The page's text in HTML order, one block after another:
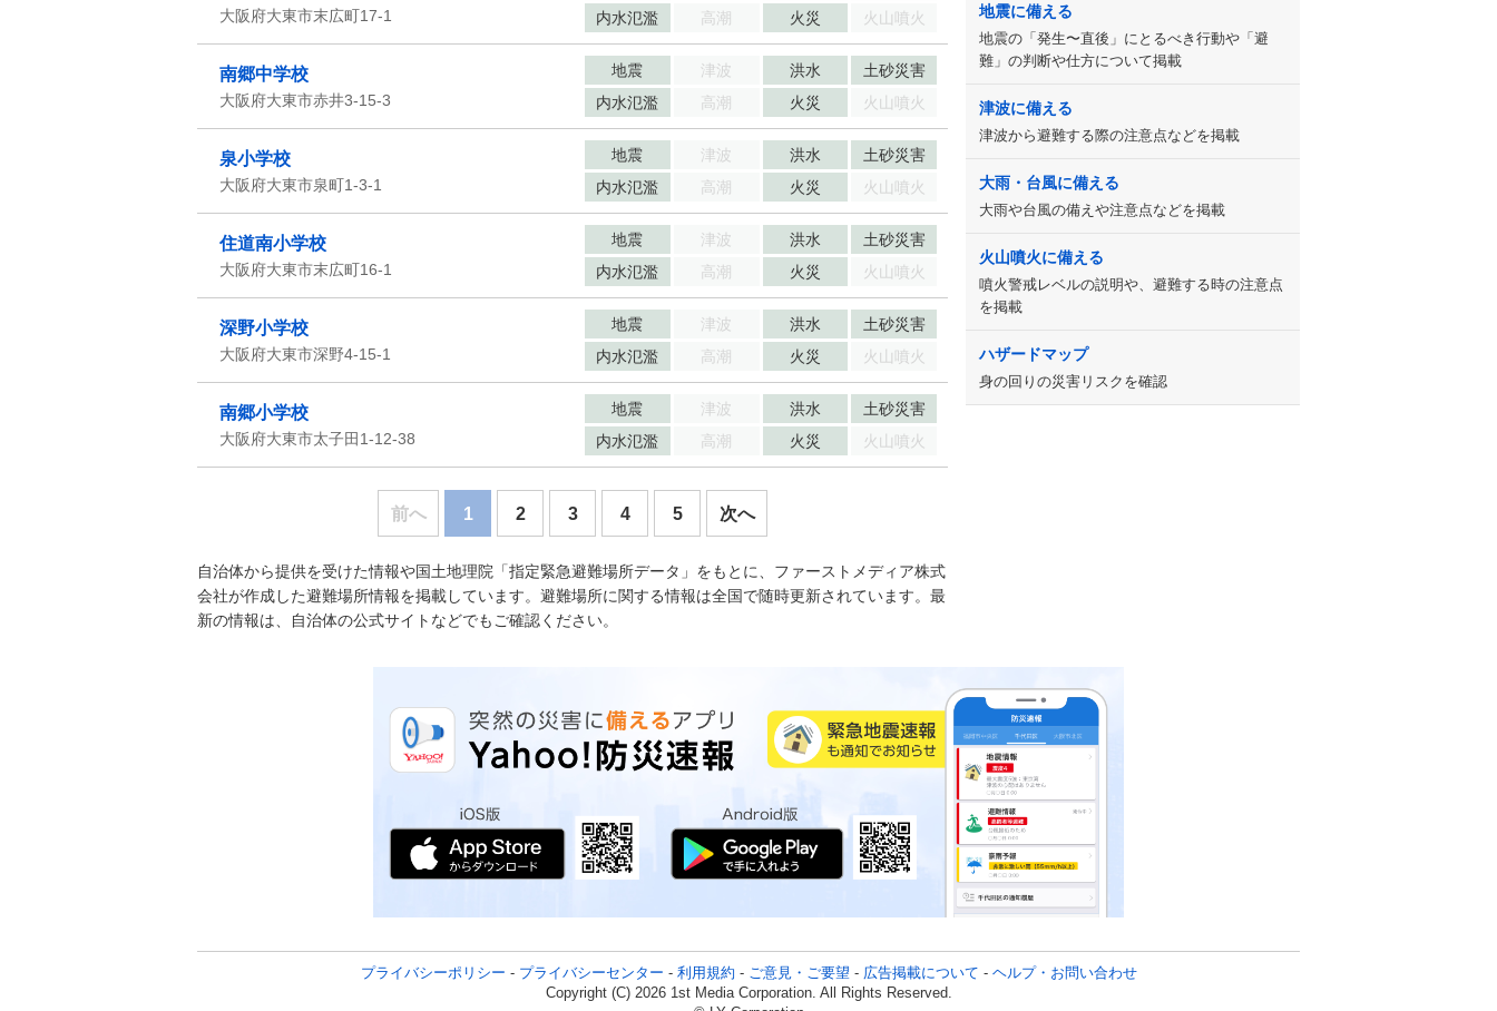
大阪府大東市末広町17-1
内水氾濫
高潮 火災 火山噴火
南郷中学校
大阪府大東市赤井3-15-3
地震 津波 洪水
土砂災害
内水氾濫
高潮 火災 火山噴火
泉小学校
大阪府大東市泉町1-3-1
地震 津波 洪水
土砂災害
内水氾濫
高潮 火災 火山噴火
住道南小学校
大阪府大東市末広町16-1
地震 津波 洪水
土砂災害
内水氾濫
高潮 火災 火山噴火
深野小学校
大阪府大東市深野4-15-1
地震 津波 洪水
土砂災害
内水氾濫
高潮 火災 火山噴火
南郷小学校
大阪府大東市太子田1-12-38
地震 津波 洪水
土砂災害
内水氾濫
高潮 火災 火山噴火
前へ 1 2 3 4 5 次へ
自治体から提供を受けた情報や国土地理院「指定緊急避難場所データ」をもとに、ファーストメディア株式
会社が作成した避難場所情報を掲載しています。避難場所に関する情報は全国で随時更新されています。最
新の情報は、自治体の公式サイトなどでもご確認ください。
地震に備える
地震の「発生〜直後」にとるべき行動や「避
難」の判断や仕方について掲載
津波に備える
津波から避難する際の注意点などを掲載
大雨・台風に備える
大雨や台風の備えや注意点などを掲載
火山噴火に備える
噴火警戒レベルの説明や、避難する時の注意点
を掲載
ハザードマップ
身の回りの災害リスクを確認
プライバシーポリシー - プライバシーセンター - 利用規約 - ご意見・ご要望 - 広告掲載について - ヘルプ・お問い合わせ
Copyright (C) 2026 1st Media Corporation. All Rights Reserved.